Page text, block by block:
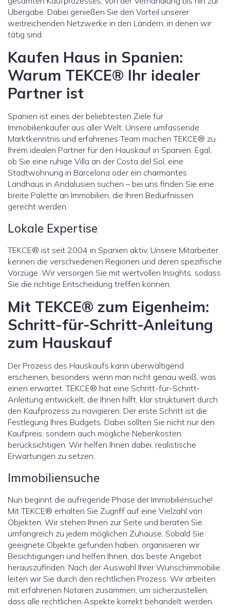
Übergabe. Dabei genießen Sie den Vorteil unserer
weitreichenden Netzwerke in den Ländern, in denen wir
tätig sind.
Kaufen Haus in Spanien:
Warum TEKCE® Ihr idealer
Partner ist
Spanien ist eines der beliebtesten Ziele für
Immobilienkäufer aus aller Welt. Unsere umfassende
Marktkenntnis und erfahrenes Team machen TEKCE® zu
Ihrem idealen Partner für den Hauskauf in Spanien. Egal,
ob Sie eine ruhige Villa an der Costa del Sol, eine
Stadtwohnung in Barcelona oder ein charmantes
Landhaus in Andalusien suchen – bei uns finden Sie eine
breite Palette an Immobilien, die Ihren Bedürfnissen
gerecht werden.
Lokale Expertise
TEKCE® ist seit 2004 in Spanien aktiv. Unsere Mitarbeiter
kennen die verschiedenen Regionen und deren spezifische
Vorzüge. Wir versorgen Sie mit wertvollen Insights, sodass
Sie die richtige Entscheidung treffen können.
Mit TEKCE® zum Eigenheim:
Schritt-für-Schritt-Anleitung
zum Hauskauf
Der Prozess des Hauskaufs kann überwältigend
erscheinen, besonders wenn man nicht genau weiß, was
einen erwartet. TEKCE® hat eine Schritt-für-Schritt-
Anleitung entwickelt, die Ihnen hilft, klar strukturiert durch
den Kaufprozess zu navigieren. Der erste Schritt ist die
Festlegung Ihres Budgets. Dabei sollten Sie nicht nur den
Kaufpreis, sondern auch mögliche Nebenkosten
berücksichtigen. Wir helfen Ihnen dabei, realistische
Erwartungen zu setzen.
Immobiliensuche
Nun beginnt die aufregende Phase der Immobiliensuche!
Mit TEKCE® erhalten Sie Zugriff auf eine Vielzahl von
Objekten. Wir stehen Ihnen zur Seite und beraten Sie
umfangreich zu jedem möglichen Zuhause. Sobald Sie
geeignete Objekte gefunden haben, organisieren wir
Besichtigungen und helfen Ihnen, das beste Angebot
herauszufinden. Nach der Auswahl Ihrer Wunschimmobilie
leiten wir Sie durch den rechtlichen Prozess. Wir arbeiten
mit erfahrenen Notaren zusammen, um sicherzustellen,
dass alle rechtlichen Aspekte korrekt behandelt werden.